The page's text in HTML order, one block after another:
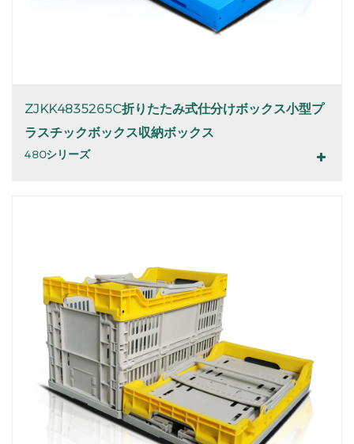
ZJKK4835265C折りたたみ式仕分けボックス小型プ
ラスチックボックス収納ボックス
480シリーズ